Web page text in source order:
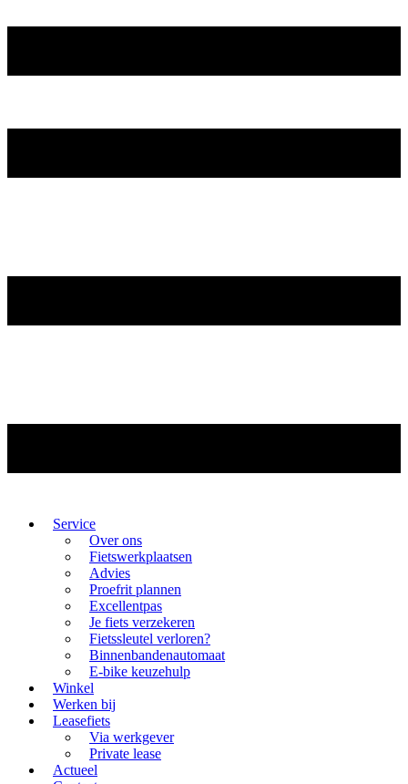
Service
Over ons
Fietswerkplaatsen
Advies
Proefrit plannen
Excellentpas
Je fiets verzekeren
Fietssleutel verloren?
Binnenbandenautomaat
E-bike keuzehulp
Winkel
Werken bij
Leasefiets
Via werkgever
Private lease
Actueel